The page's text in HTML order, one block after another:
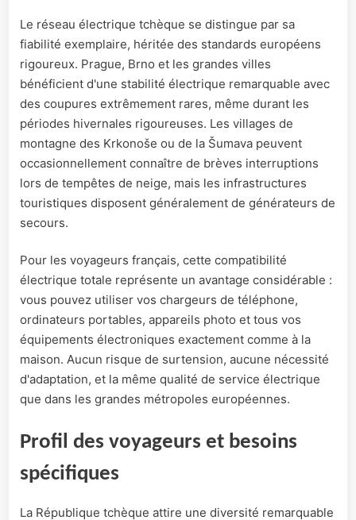
Le réseau électrique tchèque se distingue par sa
fiabilité exemplaire, héritée des standards européens
rigoureux. Prague, Brno et les grandes villes
bénéficient d'une stabilité électrique remarquable avec
des coupures extrêmement rares, même durant les
périodes hivernales rigoureuses. Les villages de
montagne des Krkonoše ou de la Šumava peuvent
occasionnellement connaître de brèves interruptions
lors de tempêtes de neige, mais les infrastructures
touristiques disposent généralement de générateurs de
secours.
Pour les voyageurs français, cette compatibilité
électrique totale représente un avantage considérable :
vous pouvez utiliser vos chargeurs de téléphone,
ordinateurs portables, appareils photo et tous vos
équipements électroniques exactement comme à la
maison. Aucun risque de surtension, aucune nécessité
d'adaptation, et la même qualité de service électrique
que dans les grandes métropoles européennes.
Profil des voyageurs et besoins
spécifiques
La République tchèque attire une diversité remarquable